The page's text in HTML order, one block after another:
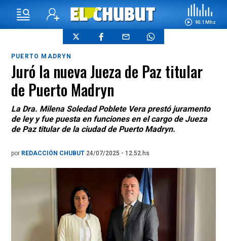
90.1 Mhz
PUERTO MADRYN
Juró la nueva Jueza de Paz titular
de Puerto Madryn
La Dra. Milena Soledad Poblete Vera prestó juramento
de ley y fue puesta en funciones en el cargo de Jueza
de Paz titular de la ciudad de Puerto Madryn.
por REDACCIÓN CHUBUT 24/07/2025 - 12.52.hs